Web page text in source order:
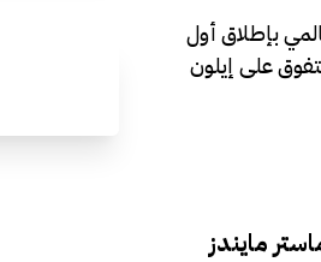
بإطلاق أول
على إيلون